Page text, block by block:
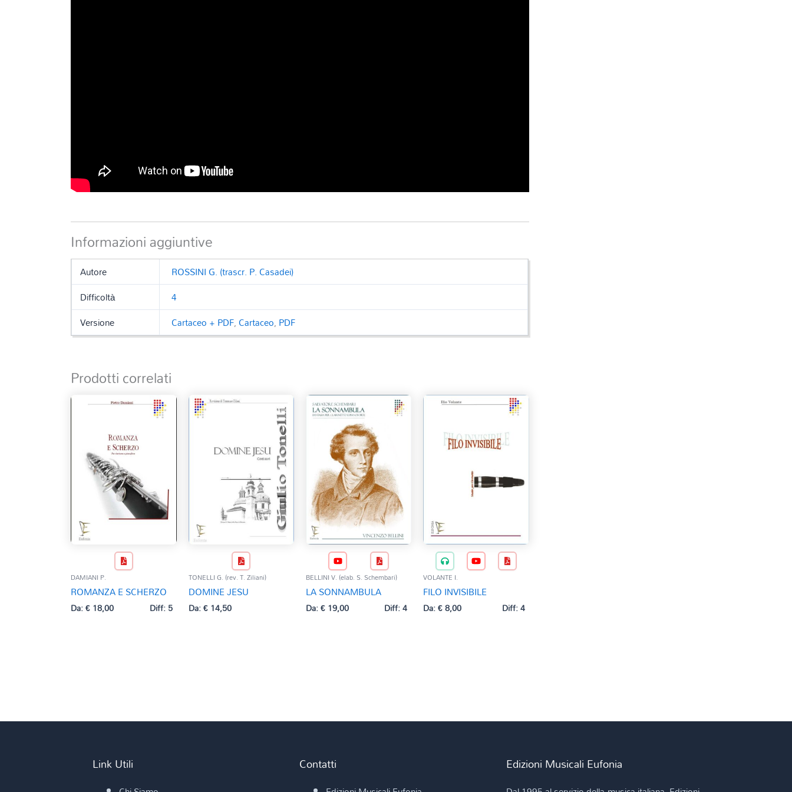
Informazioni aggiuntive
Autore
ROSSINI G. (trascr. P. Casadei)
Difficoltà
4
Versione
Cartaceo + PDF,Cartaceo, PDF
Prodotti correlati
DAMIANI P.
ROMANZA E SCHERZO
Da:€18,00 Diff: 5
TONELLI G. (rev. T. Ziliani)
DOMINE JESU
Da:€14,50
BELLINI V. (elab. S. Schembari)
LA SONNAMBULA
Da:€19,00 Diff: 4
VOLANTE I.
FILO INVISIBILE
Da:€8,00 Diff: 4
Link Utili Contatti Edizioni Musicali Eufonia